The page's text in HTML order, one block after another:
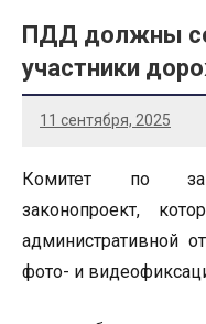
ПДД должны
участники
11 сентября, 2025
Комитет по
законопроект,
административной
фото- и